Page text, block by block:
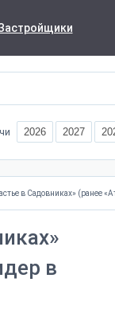
2026 2027
в Садовниках» (ранее
в